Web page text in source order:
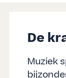
De
Muziek